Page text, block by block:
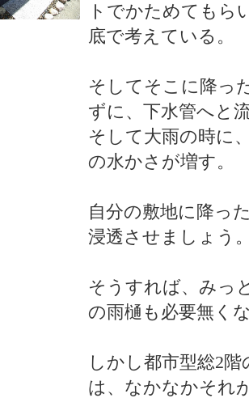
トでかためてもら
底で考えている。
そしてそこに降っ
ずに、下水管へと
そして大雨の時に
の水かさが増す。
自分の敷地に降っ
浸透させましょう
そうすれば、みっ
の雨樋も必要無く
しかし都市型総2
は、なかなかそ